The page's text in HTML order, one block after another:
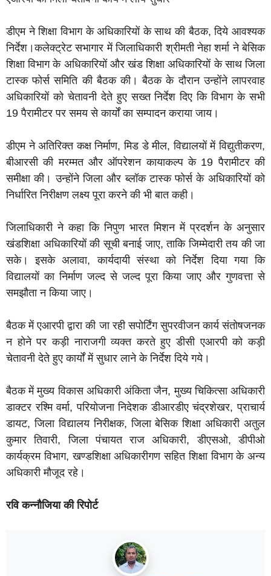
डीएम ने शिक्षा विभाग के अधिकारियों के साथ की बैठक, दिये आवश्यक
निर्देश।कलेक्ट्रेट सभागार में जिलाधिकारी श्रीमती नेहा शर्मा ने बेसिक
शिक्षा विभाग के अधिकारियों और खंड शिक्षा अधिकारियों के साथ जिला
टास्क फोर्स समिति की बैठक की। बैठक के दौरान उन्होंने लापरवाह
अधिकारियों को चेतावनी देते हुए सख्त निर्देश दिए कि विभाग के सभी
19 पैरामीटर पर समय से कार्यों का सम्पादन कराया जाय।
डीएम ने अतिरिक्त कक्ष निर्माण, मिड डे मील, विद्यालयों में विद्युतीकरण,
बीआरसी की मरम्मत और ऑपरेशन कायाकल्प के 19 पैरामीटर की
समीक्षा की। उन्होंने जिला और ब्लॉक टास्क फोर्स के अधिकारियों को
निर्धारित निरीक्षण लक्ष्य पूरा करने की भी बात कही।
जिलाधिकारी ने कहा कि निपुण भारत मिशन में प्रदर्शन के अनुसार
खंडशिक्षा अधिकारियों की सूची बनाई जाए, ताकि जिम्मेदारी तय की जा
सके। इसके अलावा, कार्यदायी संस्था को निर्देश दिया गया कि
विद्यालयों का निर्माण जल्द से जल्द पूरा किया जाए और गुणवत्ता से
समझौता न किया जाए।
बैठक में एआरपी द्वारा की जा रही सपोर्टिंग सुपरवीजन कार्य संतोषजनक
न होने पर कड़ी नाराजगी व्यक्त करते हुए डीसी एआरपी को कड़ी
चेतावनी देते हुए कार्यों में सुधार लाने के निर्देश दिये गये।
बैठक में मुख्य विकास अधिकारी अंकिता जैन, मुख्य चिकित्सा अधिकारी
डाक्टर रश्मि वर्मा, परियोजना निदेशक डीआरडीए चंद्रशेखर, प्राचार्य
डायट, जिला विद्यालय निरीक्षक, जिला बेसिक शिक्षा अधिकारी अतुल
कुमार तिवारी, जिला पंचायत राज अधिकारी, डीएसओ, डीपीओ
कार्यक्रम विभाग, खण्डशिक्षा अधिकारीगण सहित शिक्षा विभाग के अन्य
अधिकारी मौजूद रहे।
रवि कन्नौजिया की रिपोर्ट